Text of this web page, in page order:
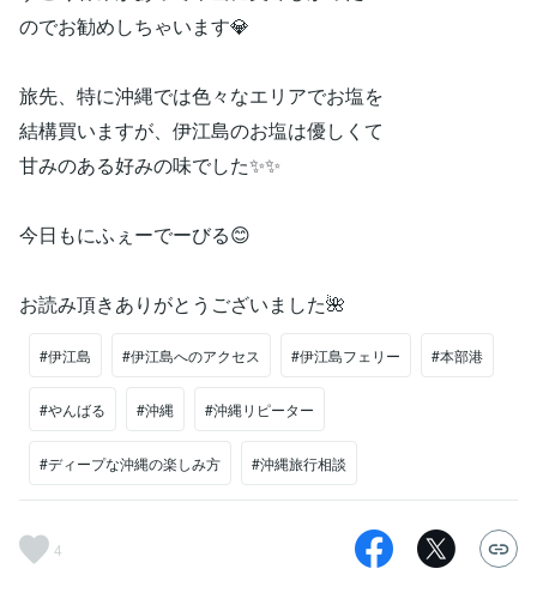
のでお勧めしちゃいます💎
旅先、特に沖縄では色々なエリアでお塩を
結構買いますが、伊江島のお塩は優しくて
甘みのある好みの味でした✨✨
今日もにふぇーでーびる😊
お読み頂きありがとうございました🌺
#伊江島 #伊江島へのアクセス #伊江島フェリー #本部港
#やんばる #沖縄 #沖縄リピーター
#ディープな沖縄の楽しみ方 #沖縄旅行相談
4